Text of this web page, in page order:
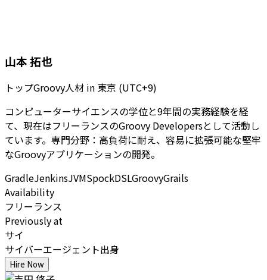
山本 拓也
トップGroovy人材 in 東京 (UTC+9)
コンピューターサイエンスの学位と9年間の実務経験を経
て、現在はフリーランスのGroovy Developersとして活動し
ています。専門分野：高負荷に耐え、容易に拡張可能な堅牢
なGroovyアプリケーションの開発。
GradleJenkinsJVMSpockDSLGroovyGrails
Availability
フリーランス
Previously at
サイ
サイバーエージェント出身
Hire Now